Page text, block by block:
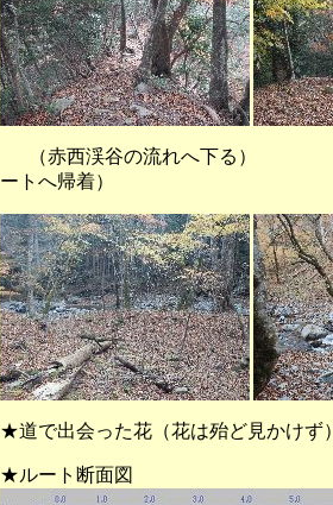
（赤西渓谷の流れへ
ートへ帰着）
★道で出会った花（花は殆ど見かけず
★ルート断面図